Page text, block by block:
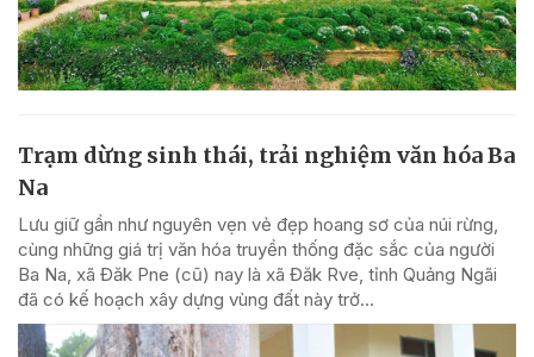
Trạm dừng sinh thái, trải nghiệm văn hóa Ba
Na
Lưu giữ gần như nguyên vẹn vẻ đẹp hoang sơ của núi rừng,
cùng những giá trị văn hóa truyền thống đặc sắc của người
Ba Na, xã Đăk Pne (cũ) nay là xã Đăk Rve, tỉnh Quảng Ngãi
đã có kế hoạch xây dựng vùng đất này trở...